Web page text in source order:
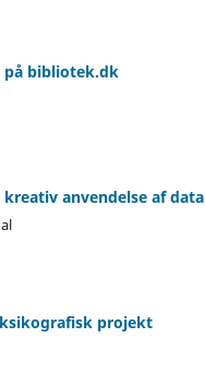
på bibliotek.dk
anvendelse af data
projekt